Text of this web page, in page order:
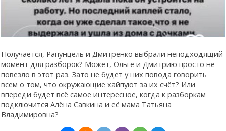
Получается, Рапунцель и Дмитренко выбрали неподходящий
момент для разборок? Может, Ольге и Дмитрию просто не
повезло в этот раз. Зато не будет у них повода говорить
всем о том, что окружающие хайпуют за их счёт? Или
впереди будет всё самое интересное, когда к разборкам
подключится Алёна Савкина и её мама Татьяна
Владимировна?